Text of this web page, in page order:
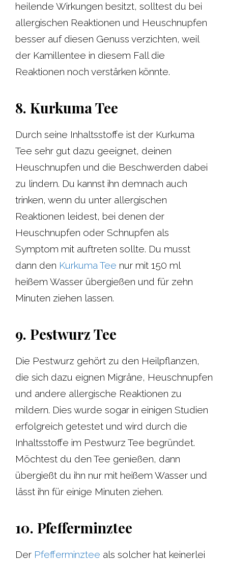
heilende Wirkungen besitzt, solltest du bei
allergischen Reaktionen und Heuschnupfen
besser auf diesen Genuss verzichten, weil
der Kamillentee in diesem Fall die
Reaktionen noch verstärken könnte.
8. Kurkuma Tee
Durch seine Inhaltsstoffe ist der Kurkuma
Tee sehr gut dazu geeignet, deinen
Heuschnupfen und die Beschwerden dabei
zu lindern. Du kannst ihn demnach auch
trinken, wenn du unter allergischen
Reaktionen leidest, bei denen der
Heuschnupfen oder Schnupfen als
Symptom mit auftreten sollte. Du musst
dann den Kurkuma Tee nur mit 150 ml
heißem Wasser übergießen und für zehn
Minuten ziehen lassen.
9. Pestwurz Tee
Die Pestwurz gehört zu den Heilpflanzen,
die sich dazu eignen Migräne, Heuschnupfen
und andere allergische Reaktionen zu
mildern. Dies wurde sogar in einigen Studien
erfolgreich getestet und wird durch die
Inhaltsstoffe im Pestwurz Tee begründet.
Möchtest du den Tee genießen, dann
übergießt du ihn nur mit heißem Wasser und
lässt ihn für einige Minuten ziehen.
10. Pfefferminztee
Der Pfefferminztee als solcher hat keinerlei